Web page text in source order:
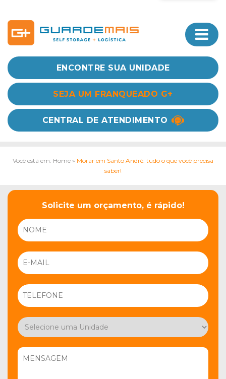
ENCONTRE SUA UNIDADE
SEJA UM FRANQUEADO G+
CENTRAL DE ATENDIMENTO
Você está em: Home » Morar em Santo André: tudo o que você precisa
saber!
Solicite um orçamento, é rápido!